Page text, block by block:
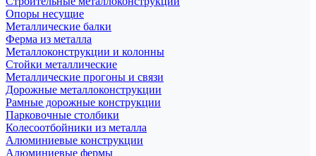
Опоры несущие
Металлические балки
Ферма из металла
Металлоконструкции и колонны
Стойки металлические
Металлические прогоны и связи
Дорожные металлоконструкции
Рамные дорожные конструкции
Парковочные столбики
Колесоотбойники из металла
Алюминиевые конструкции
Алюминиевые фермы